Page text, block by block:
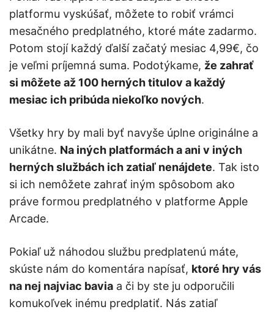
platformu vyskúšať, môžete to robiť vrámci
mesačného predplatného, ktoré máte zadarmo.
Potom stojí každý ďalší začatý mesiac 4,99€, čo
je veľmi príjemná suma. Podotýkame, že zahrať
si môžete až 100 herných titulov a každý
mesiac ich pribúda niekoľko nových.
Všetky hry by mali byť navyše úplne originálne a
unikátne. Na iných platformách a ani v iných
herných službách ich zatiaľ nenájdete. Tak isto
si ich nemôžete zahrať iným spôsobom ako
práve formou predplatného v platforme Apple
Arcade.
Pokiaľ už náhodou službu predplatenú máte,
skúste nám do komentára napísať, ktoré hry vás
na nej najviac bavia a či by ste ju odporučili
komukoľvek inému predplatiť. Nás zatiaľ